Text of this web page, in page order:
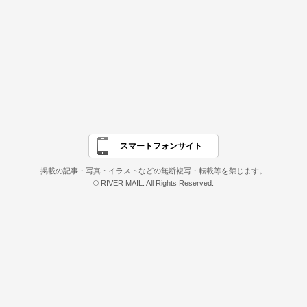
スマートフォンサイト
掲載の記事・写真・イラストなどの無断複写・転載等を禁じます。
© RIVER MAIL. All Rights Reserved.